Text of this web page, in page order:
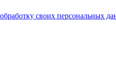
обработку своих персональных